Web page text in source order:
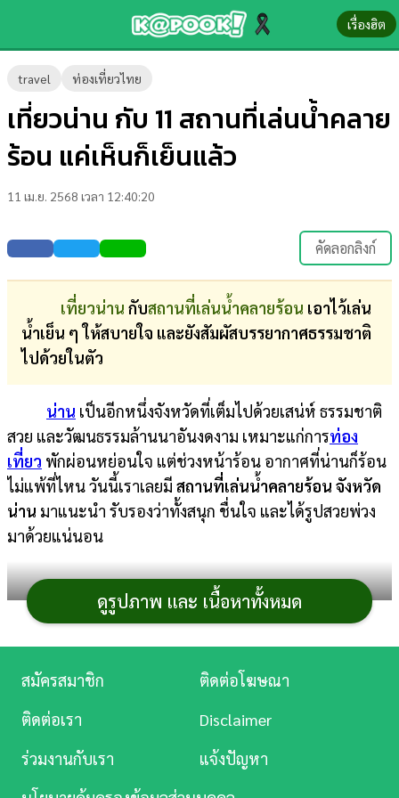
เรื่องฮิต
travel ท่องเที่ยวไทย
เที่ยวน่าน กับ 11 สถานที่เล่นน้ำคลาย
ร้อน แค่เห็นก็เย็นแล้ว
11 เม.ย. 2568 เวลา 12:40:20
คัดลอกลิงก์
เที่ยวน่าน กับสถานที่เล่นน้ำคลายร้อน เอาไว้เล่น
น้ำเย็น ๆ ให้สบายใจ และยังสัมผัสบรรยากาศธรรมชาติ
ไปด้วยในตัว
น่าน เป็นอีกหนึ่งจังหวัดที่เต็มไปด้วยเสน่ห์ ธรรมชาติ
สวย และวัฒนธรรมล้านนาอันงดงาม เหมาะแก่การท่อง
เที่ยว พักผ่อนหย่อนใจ แต่ช่วงหน้าร้อน อากาศที่น่านก็ร้อน
ไม่แพ้ที่ไหน วันนี้เราเลยมี สถานที่เล่นน้ำคลายร้อน จังหวัด
น่าน มาแนะนำ รับรองว่าทั้งสนุก ชื่นใจ และได้รูปสวยพ่วง
มาด้วยแน่นอน
ดูรูปภาพ และ เนื้อหาทั้งหมด
ข่าว-
ความ
รู้
บันเทิง
ตรวจ
ผล
บอล
สด
การ
เงิน
การ
ศึกษา
บันเทิง
ดู
Music
สมัครสมาชิก
ติดต่อโฆษณา
ติดต่อเรา
Disclaimer
ร่วมงานกับเรา
แจ้งปัญหา